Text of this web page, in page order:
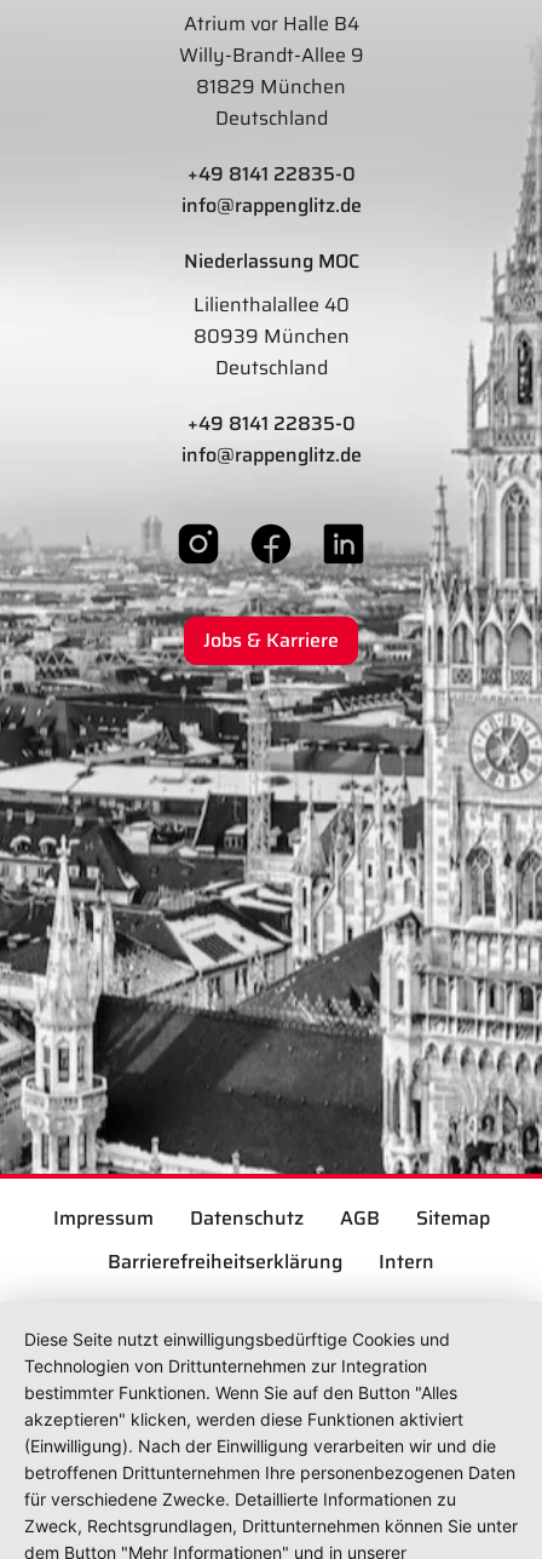
Atrium vor Halle B4
Willy-Brandt-Allee 9
81829 München
Deutschland
+49 8141 22835-0
info@rappenglitz.de
Niederlassung MOC
Lilienthalallee 40
80939 München
Deutschland
+49 8141 22835-0
info@rappenglitz.de
Jobs & Karriere
Impressum Datenschutz AGB
Sitemap
Barrierefreiheitserklärung
Intern
Diese Seite nutzt einwilligungsbedürftige Cookies und
Technologien von Drittunternehmen zur Integration
bestimmter Funktionen. Wenn Sie auf den Button "Alles
akzeptieren" klicken, werden diese Funktionen aktiviert
(Einwilligung). Nach der Einwilligung verarbeiten wir und die
betroffenen Drittunternehmen Ihre personenbezogenen Daten
für verschiedene Zwecke. Detaillierte Informationen zu
Zweck, Rechtsgrundlagen, Drittunternehmen können Sie unter
dem Button "Mehr Informationen" und in unserer